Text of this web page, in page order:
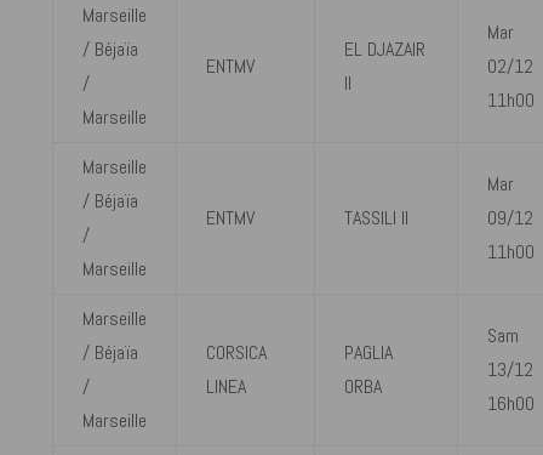
Marseille
/ Béjaïa
/
Marseille
ENTMV
EL DJAZAIR
II
Mar
02/12
11h00
Marseille
/ Béjaïa
/
Marseille
ENTMV TASSILI II
Mar
09/12
11h00
Marseille
/ Béjaïa
/
Marseille
CORSICA
LINEA
PAGLIA
ORBA
Sam
13/12
16h00